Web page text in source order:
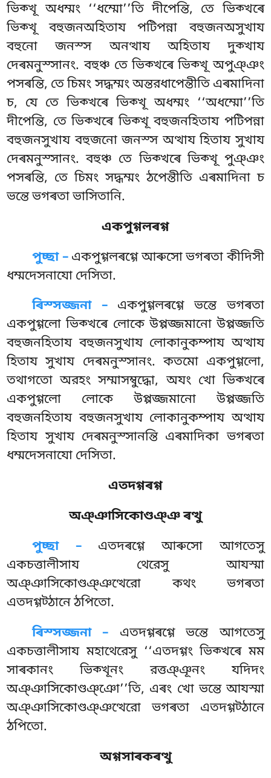
ভিক্খূ অধম্মং ‘‘ধম্মো’’তি দীপেন্তি, তে ভিক্খৰে
ভিক্খূ বহুজনঅহিতায পটিপন্না বহুজনঅসুখায
বহুনো জনস্স অনত্থায অহিতায দুক্খায
দেৰমনুস্সানং. বহুঞ্চ তে ভিক্খৰে ভিক্খূ অপুঞ্ঞং
পসৰন্তি, তে চিমং সদ্ধম্মং অন্তরধাপেন্তীতি এৰমাদিনা
চ, যে তে ভিক্খৰে ভিক্খূ অধম্মং ‘‘অধম্মো’’তি
দীপেন্তি, তে ভিক্খৰে ভিক্খূ বহুজনহিতায পটিপন্না
বহুজনসুখায বহুজনো জনস্স অত্থায হিতায সুখায
দেৰমনুস্সানং. বহুঞ্চ তে ভিক্খৰে ভিক্খূ পুঞ্ঞং
পসৰন্তি, তে চিমং সদ্ধম্মং ঠপেন্তীতি এৰমাদিনা চ
ভন্তে ভগৰতা ভাসিতানি.
একপুগ্গলৰগ্গ
পুচ্ছা –একপুগ্গলৰগ্গেআৰুসো ভগৰতা কীদিসী
ধম্মদেসনাযো দেসিতা.
ৰিস্সজ্জনা –একপুগ্গলৰগ্গে ভন্তে ভগৰতা
একপুগ্গলো ভিক্খৰে লোকে উপ্পজ্জমানো উপ্পজ্জতি
বহুজনহিতায বহুজনসুখায লোকানুকম্পায অত্থায
হিতায সুখায দেৰমনুস্সানং. কতমো একপুগ্গলো,
তথাগতো অরহং সম্মাসম্বুদ্ধো, অযং খো ভিক্খৰে
একপুগ্গলো লোকে উপ্পজ্জমানো উপ্পজ্জতি
বহুজনহিতায বহুজনসুখায লোকানুকম্পায অত্থায
হিতায সুখায দেৰমনুস্সানন্তি এৰমাদিকা ভগৰতা
ধম্মদেসনাযো দেসিতা.
এতদগ্গৰগ্গ
অঞ্ঞাসিকোণ্ডঞ্ঞ ৰত্থু
পুচ্ছা –এতদৰগ্গেআৰুসো আগতেসু
একচত্তালীসায থেরেসু আযস্মা
অঞ্ঞাসিকোণ্ডঞ্ঞত্থেরো কথং ভগৰতা
এতদগ্গট্ঠানে ঠপিতো.
ৰিস্সজ্জনা – এতদগ্গৰগ্গে ভন্তে আগতেসু
একচত্তালীসায মহাথেরেসু ‘‘এতদগ্গং ভিক্খৰে মম
সাৰকানং ভিক্খূনং রত্তঞ্ঞূনং যদিদং
অঞ্ঞাসিকোণ্ডঞ্ঞো’’তি, এৰং খো ভন্তে আযস্মা
অঞ্ঞাসিকোণ্ডঞ্ঞত্থেরো ভগৰতা এতদগ্গট্ঠানে
ঠপিতো.
অগ্গসাৰকৰত্থু